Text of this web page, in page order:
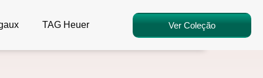
TAG Heuer Ver Coleção